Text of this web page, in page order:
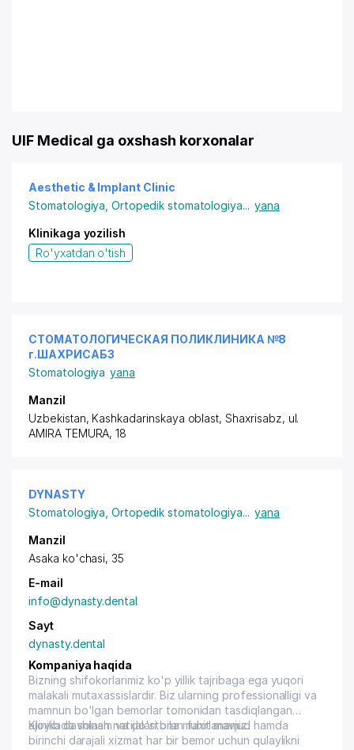
UIF Medical ga oxshash korxonalar
Aesthetic & Implant Clinic
Stomatologiya ,Ortopedik stomatologiya... yana
Klinikaga yozilish
Ro'yxatdan o'tish
СТОМАТОЛОГИЧЕСКАЯ ПОЛИКЛИНИКА №8
г.ШАХРИСАБЗ
Stomatologiya yana
Manzil
Uzbekistan, Kashkadarinskaya oblast, Shaxrisabz, ul.
AMIRA TEMURA, 18
DYNASTY
Stomatologiya ,Ortopedik stomatologiya... yana
Manzil
Asaka ko'chasi, 35
E-mail
info@dynasty.dental
Sayt
dynasty.dental
Kompaniya haqida
Bizning shifokorlarimiz ko'p yillik tajribaga ega yuqori
malakali mutaxassislardir. Biz ularning professionalligi va
mamnun bo'lgan bemorlar tomonidan tasdiqlangan
ajoyib davolash natijalari bilan faxrlanamiz.
Klinikada shinam va do'stona muhit mavjud hamda
birinchi darajali xizmat har bir bemor uchun qulaylikni